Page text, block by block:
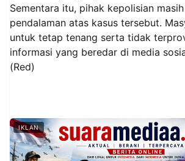
Sementara itu, pihak kepolisian
pendalaman atas kasus tersebut.
untuk tetap tenang serta tidak
informasi yang beredar di media
(Red)
IKLAN